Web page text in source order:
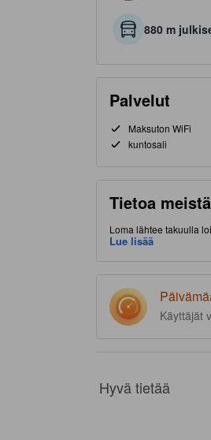
880 m
Palvelut
Maksuton WiFi
kuntosali
Tietoa meistä
Loma lähtee takuulla
Paikalliset
Lue lisää
Käyttäjät
Hyvä tietää